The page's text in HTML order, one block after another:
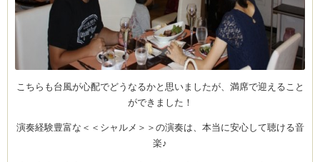
こちらも台風が心配でどうなるかと思いましたが、満席で迎えること
ができました！
演奏経験豊富な＜＜シャルメ＞＞の演奏は、本当に安心して聴ける音
楽♪